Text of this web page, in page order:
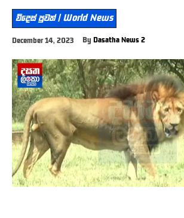
විදෙස් පුවත් | World News
December 14, 2023 By Dasatha News 2